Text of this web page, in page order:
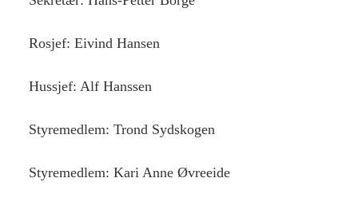
Rosjef: Eivind Hansen
Hussjef: Alf Hanssen
Styremedlem: Trond Sydskogen
Styremedlem: Kari Anne Øvreeide